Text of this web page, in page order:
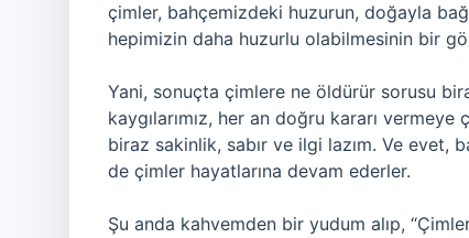
çimler, bahçemizdeki huzurun, doğayla
hepimizin daha huzurlu olabilmesinin bir
Yani, sonuçta çimlere ne öldürür sorusu
kaygılarımız, her an doğru kararı
biraz sakinlik, sabır ve ilgi lazım. Ve evet,
de çimler hayatlarına devam ederler.
Şu anda kahvemden bir yudum alıp,